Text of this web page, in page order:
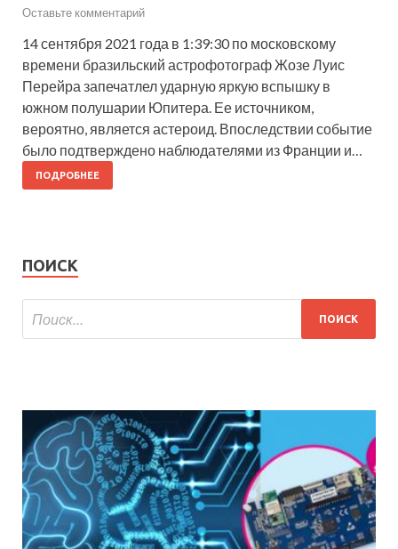
Оставьте комментарий
14 сентября 2021 года в 1:39:30 по московскому
времени бразильский астрофотограф Жозе Луис
Перейра запечатлел ударную яркую вспышку в
южном полушарии Юпитера. Ее источником,
вероятно, является астероид. Впоследствии событие
было подтверждено наблюдателями из Франции и…
ПОДРОБНЕЕ
ПОИСК